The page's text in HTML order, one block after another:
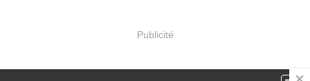
Publicité